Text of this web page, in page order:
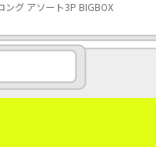
ング アソート3P BIGBOX